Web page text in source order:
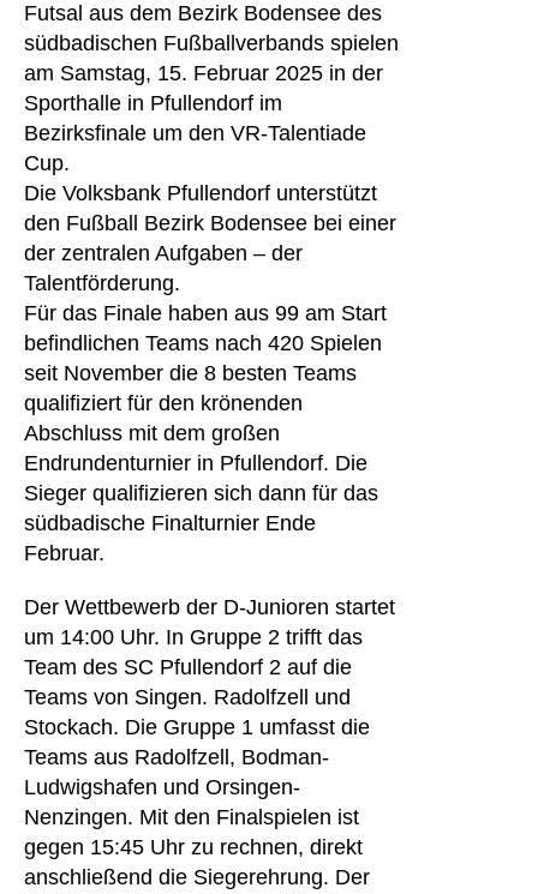
Futsal aus dem Bezirk Bodensee des
südbadischen Fußballverbands spielen
am Samstag, 15. Februar 2025 in der
Sporthalle in Pfullendorf im
Bezirksfinale um den VR-Talentiade
Cup.
Die Volksbank Pfullendorf unterstützt
den Fußball Bezirk Bodensee bei einer
der zentralen Aufgaben – der
Talentförderung.
Für das Finale haben aus 99 am Start
befindlichen Teams nach 420 Spielen
seit November die 8 besten Teams
qualifiziert für den krönenden
Abschluss mit dem großen
Endrundenturnier in Pfullendorf. Die
Sieger qualifizieren sich dann für das
südbadische Finalturnier Ende
Februar.
Der Wettbewerb der D-Junioren startet
um 14:00 Uhr. In Gruppe 2 trifft das
Team des SC Pfullendorf 2 auf die
Teams von Singen. Radolfzell und
Stockach. Die Gruppe 1 umfasst die
Teams aus Radolfzell, Bodman-
Ludwigshafen und Orsingen-
Nenzingen. Mit den Finalspielen ist
gegen 15:45 Uhr zu rechnen, direkt
anschließend die Siegerehrung. Der